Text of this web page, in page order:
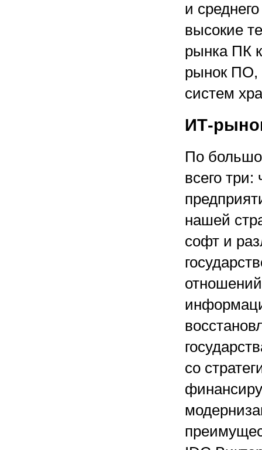
и
высокие
рынка ПК
рынок ПО,
систем
ИТ-
По
всего
нашей
софт и
со